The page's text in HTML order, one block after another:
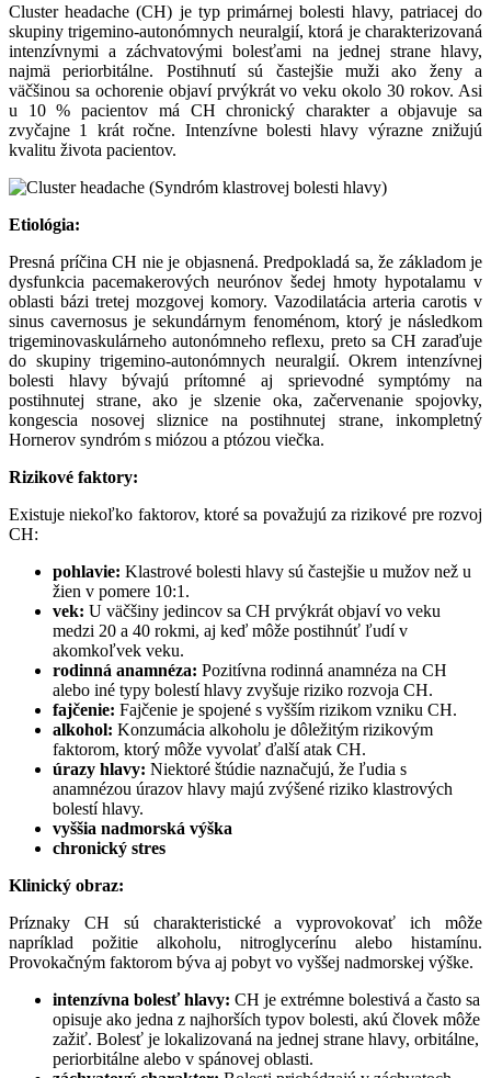
Cluster headache (CH) je typ primárnej bolesti hlavy, patriacej do
skupiny trigemino-autonómnych neuralgií, ktorá je charakterizovaná
intenzívnymi a záchvatovými bolesťami na jednej strane hlavy,
najmä periorbitálne. Postihnutí sú častejšie muži ako ženy a
väčšinou sa ochorenie objaví prvýkrát vo veku okolo 30 rokov. Asi
u 10 % pacientov má CH chronický charakter a objavuje sa
zvyčajne 1 krát ročne. Intenzívne bolesti hlavy výrazne znižujú
kvalitu života pacientov.
Etiológia:
Presná príčina CH nie je objasnená. Predpokladá sa, že základom je
dysfunkcia pacemakerových neurónov šedej hmoty hypotalamu v
oblasti bázi tretej mozgovej komory. Vazodilatácia arteria carotis v
sinus cavernosus je sekundárnym fenoménom, ktorý je následkom
trigeminovaskulárneho autonómneho reflexu, preto sa CH zaraďuje
do skupiny trigemino-autonómnych neuralgií. Okrem intenzívnej
bolesti hlavy bývajú prítomné aj sprievodné symptómy na
postihnutej strane, ako je slzenie oka, začervenanie spojovky,
kongescia nosovej sliznice na postihnutej strane, inkompletný
Hornerov syndróm s miózou a ptózou viečka.
Rizikové faktory:
Existuje niekoľko faktorov, ktoré sa považujú za rizikové pre rozvoj
CH:
pohlavie: Klastrové bolesti hlavy sú častejšie u mužov než u
žien v pomere 10:1.
vek: U väčšiny jedincov sa CH prvýkrát objaví vo veku
medzi 20 a 40 rokmi, aj keď môže postihnúť ľudí v
akomkoľvek veku.
rodinná anamnéza: Pozitívna rodinná anamnéza na CH
alebo iné typy bolestí hlavy zvyšuje riziko rozvoja CH.
fajčenie: Fajčenie je spojené s vyšším rizikom vzniku CH.
alkohol: Konzumácia alkoholu je dôležitým rizikovým
faktorom, ktorý môže vyvolať ďalší atak CH.
úrazy hlavy: Niektoré štúdie naznačujú, že ľudia s
anamnézou úrazov hlavy majú zvýšené riziko klastrových
bolestí hlavy.
vyššia nadmorská výška
chronický stres
Klinický obraz:
Príznaky CH sú charakteristické a vyprovokovať ich môže
napríklad požitie alkoholu, nitroglycerínu alebo histamínu.
Provokačným faktorom býva aj pobyt vo vyššej nadmorskej výške.
intenzívna bolesť hlavy: CH je extrémne bolestivá a často sa
opisuje ako jedna z najhorších typov bolesti, akú človek môže
zažiť. Bolesť je lokalizovaná na jednej strane hlavy, orbitálne,
periorbitálne alebo v spánovej oblasti.